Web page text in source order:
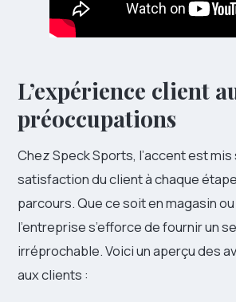
L’expérience client
préoccupations
Chez Speck Sports, l’accent est mis
satisfaction du client à chaque
parcours. Que ce soit en magasin
l’entreprise s’efforce de fournir un
irréprochable. Voici un aperçu des
aux clients :